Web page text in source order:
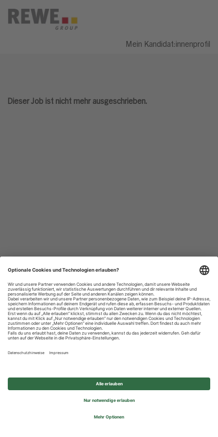
Mein Kandidat:innenprofil
Dieser Job ist nicht mehr ausgeschrieben.
Datenschutzhinweise
Impressum
Privatsphäre-Einstellungen
© 2026 REWE Group - All rights reserved